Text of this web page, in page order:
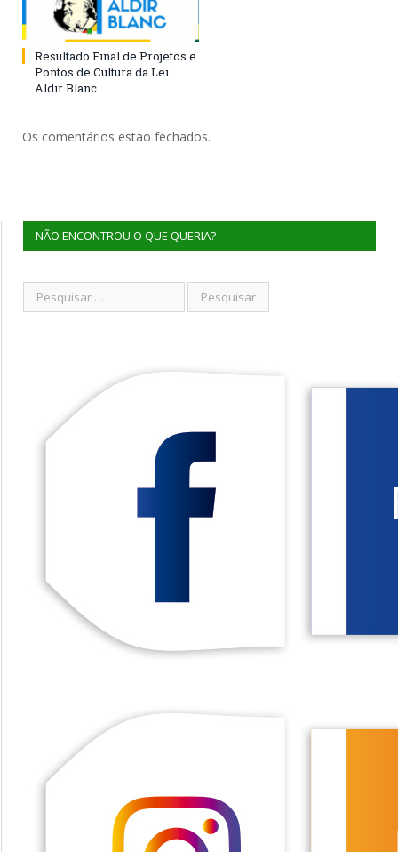
Resultado Final de Projetos e
Pontos de Cultura da Lei
Aldir Blanc
Os comentários estão fechados.
NÃO ENCONTROU O QUE QUERIA?